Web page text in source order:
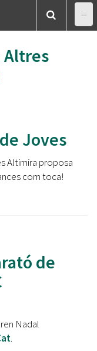
Altres
Joves
Altimira proposa
com toca!
de
Nadal
.